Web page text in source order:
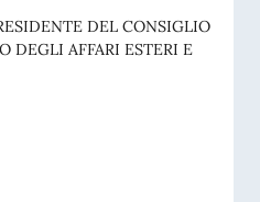
DEL CONSIGLIO
DEGLI AFFARI ESTERI E
70° anniversario della tragedia di